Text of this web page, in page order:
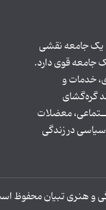
یک جامعه نقشی
جامعه قوی دارد.
خدمات و
گره‌گشای
معضلات
در زندگی
هنری تبیان محفوظ